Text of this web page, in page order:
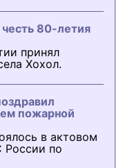
80-летия
принял
Хохол.
пожарной
в актовом
России по